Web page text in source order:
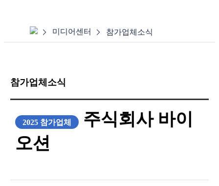
미디어센터 참가업체소식
참가업체소식
2025 참가업체
주식회사 바이
오션